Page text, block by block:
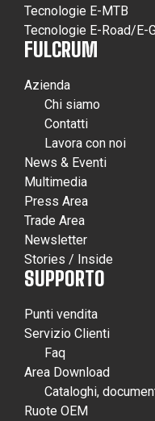
Tecnologie E-MTB
Tecnologie E-Road/E-
FULCRUM
Azienda
Chi siamo
Contatti
Lavora con noi
News & Eventi
Multimedia
Press Area
Trade Area
Newsletter
Stories / Inside
SUPPORTO
Punti vendita
Servizio Clienti
Faq
Area Download
Cataloghi,
Ruote OEM